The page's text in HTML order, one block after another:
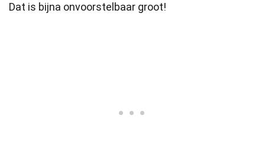
Dat is bijna onvoorstelbaar groot!